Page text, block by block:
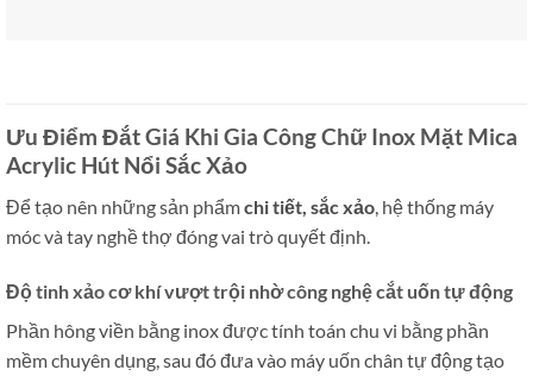
Ưu Điểm Đắt Giá Khi Gia Công Chữ Inox Mặt Mica
Acrylic Hút Nổi Sắc Xảo
Để tạo nên những sản phẩmchi tiết, sắc xảo, hệ thống máy
móc và tay nghề thợ đóng vai trò quyết định.
Độ tinh xảo cơ khí vượt trội nhờ công nghệ cắt uốn tự động
Phần hông viền bằng inox được tính toán chu vi bằng phần
mềm chuyên dụng, sau đó đưa vào máy uốn chân tự động tạo